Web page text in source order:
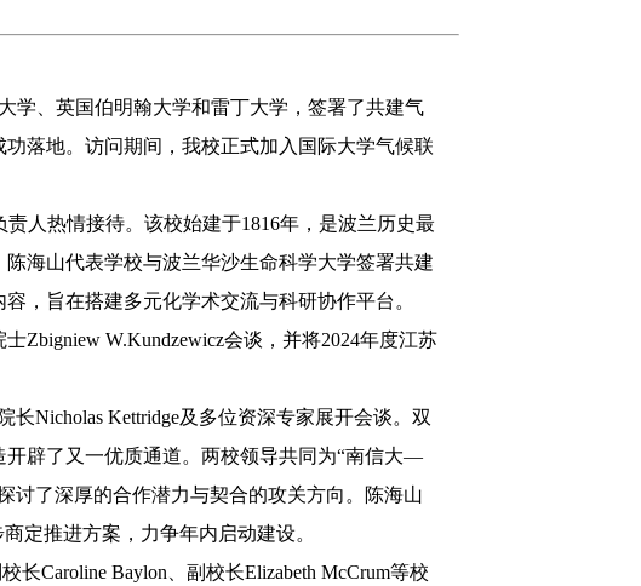
学、英国伯明翰大学和雷丁大学，签署了共建气
落地。访问期间，我校正式加入国际大学气候联
人热情接待。该校始建于1816年，是波兰历史最
海山代表学校与波兰华沙生命科学大学签署共建
，旨在搭建多元化学术交流与科研协作平台。
Zbigniew W.Kundzewicz会谈，并将2024年度江苏
Nicholas Kettridge及多位资深专家展开会谈。双
辟了又一优质通道。两校领导共同为“南信大—
讨了深厚的合作潜力与契合的攻关方向。陈海山
定推进方案，力争年内启动建设。
长Caroline Baylon、副校长Elizabeth McCrum等校